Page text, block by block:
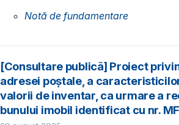
Notă de fundamentare
[Consultare publică] Proiect
adresei poștale, a
valorii de inventar, ca urmare a
bunului imobil identificat cu nr.